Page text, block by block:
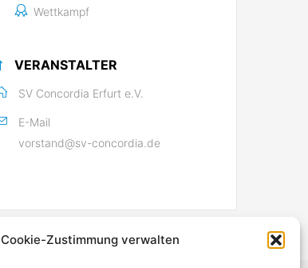
Cookie-Zustimmung verwalten
Wettkampf
VERANSTALTER
SV Concordia Erfurt e.V.
E-Mail
vorstand@sv-concordia.de